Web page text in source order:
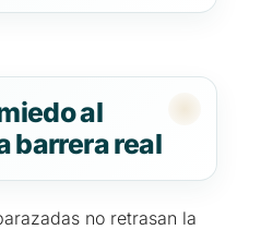
al
barrera real
no retrasan la